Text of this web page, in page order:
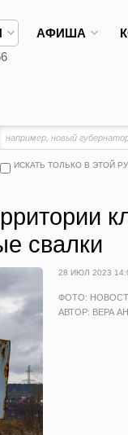
АФИША
ИСКАТЬ ТОЛЬКО В ЭТОЙ
свалки
28 ИЮЛ 2023
ФОТО:
АВТОР: ВЕРА